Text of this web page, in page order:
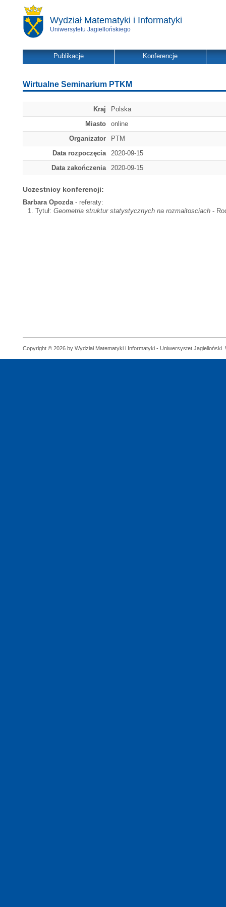
Wydział Matematyki i Informatyki
Uniwersytetu Jagiellońskiego
Publikacje Konferencje
Wirtualne Seminarium PTKM
Kraj
Polska
Miasto
online
Organizator
PTM
Data rozpoczęcia
2020-09-15
Data zakończenia
2020-09-15
Uczestnicy konferencji:
Barbara Opozda- referaty:
Tytuł: Geometria struktur statystycznych na rozmaitosciach -
Copyright © 2026 by Wydział Matematyki i Informatyki - Uniwersystet